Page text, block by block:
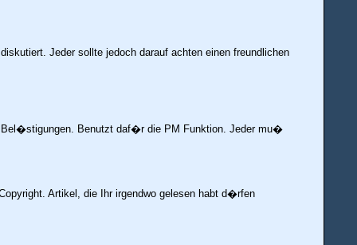
Jeder sollte jedoch darauf achten einen freundlichen
Bel�stigungen. Benutzt daf�r die PM Funktion. Jeder mu�
Artikel, die Ihr irgendwo gelesen habt d�rfen